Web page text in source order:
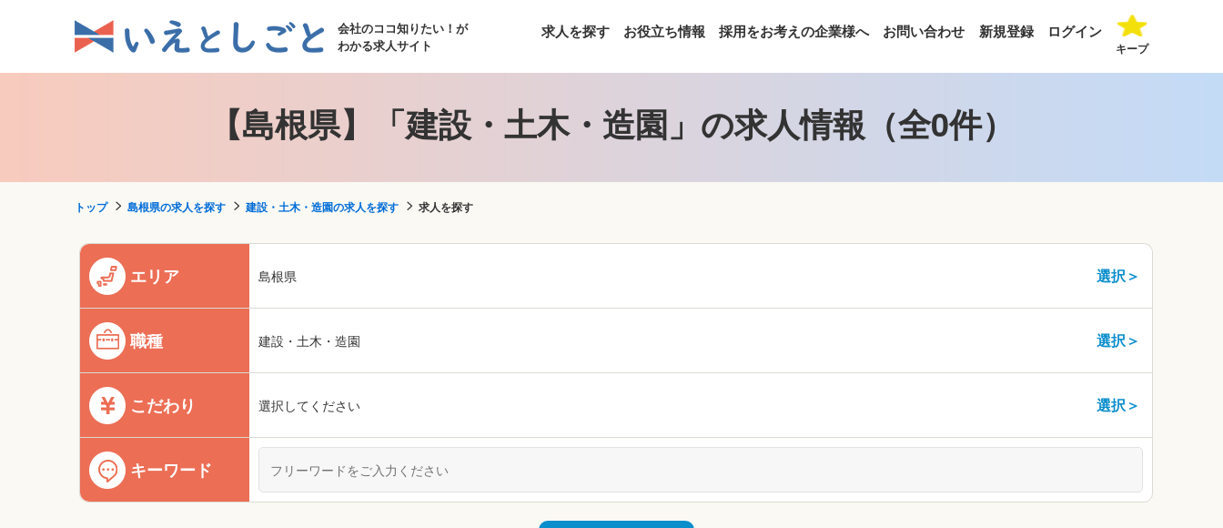
会社のココ知りたい！が
わかる求人サイト
求人を探す お役立ち情報 採用をお考えの企業様へ お問い合わせ 新規登録 ログイン
キープ
【島根県】「建設・土木・造園」の求人情報（全0件）
トップ 島根県の求人を探す 建設・土木・造園の求人を探す 求人を探す
エリア 島根県 選択＞
職種 建設・土木・造園 選択＞
こだわり 選択してください 選択＞
キーワード